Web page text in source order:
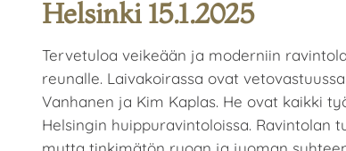
Helsinki 15.1.2025
Tervetuloa veikeään ja moderniin
reunalle. Laivakoirassa ovat
Vanhanen ja Kim Kaplas. He ovat kaikki
Helsingin huippuravintoloissa. Ravintolan